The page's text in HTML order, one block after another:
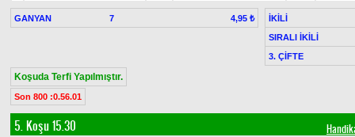
GANYAN 7 4,95 ₺
İKİLİ
SIRALI İKİLİ
3. ÇİFTE
Koşuda Terfi Yapılmıştır.
Son 800 :0.56.01
5. Koşu 15.30